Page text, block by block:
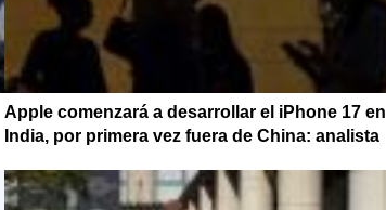
Apple comenzará a desarrollar el iPhone 17 en
India, por primera vez fuera de China: analista